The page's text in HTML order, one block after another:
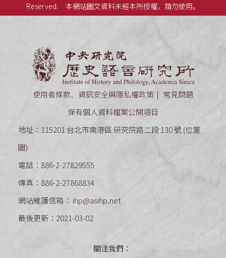
Reserved.
本網站圖文資料未經本所授權，請勿使用。
使用者條款、資訊安全與隱私權政策
常見問題
保有個人資料檔案公開項目
地址：115201 台北市南港區 研究院路二段 130 號 (位置
圖)
電話：886-2-27829555
傳真：886-2-27868834
網站維護信箱： ihp@asihp.net
最後更新：2021-03-02
關注我們：